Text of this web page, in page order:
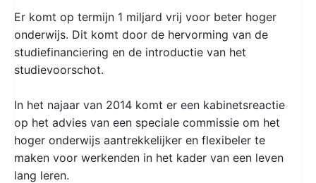
Er komt op termijn 1 miljard vrij voor beter hoger
onderwijs. Dit komt door de hervorming van de
studiefinanciering en de introductie van het
studievoorschot.
In het najaar van 2014 komt er een kabinetsreactie
op het advies van een speciale commissie om het
hoger onderwijs aantrekkelijker en flexibeler te
maken voor werkenden in het kader van een leven
lang leren.